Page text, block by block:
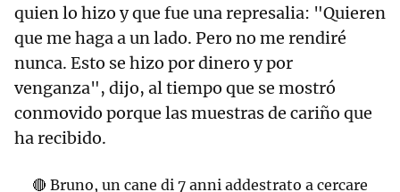
quien lo hizo y que fue una represalia: "Quieren
que me haga a un lado. Pero no me rendiré
nunca. Esto se hizo por dinero y por
venganza", dijo, al tiempo que se mostró
conmovido porque las muestras de cariño que
ha recibido.
🔴 Bruno, un cane di 7 anni addestrato a cercare